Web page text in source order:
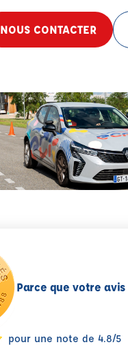
NOUS CONTACTER
Parce que votre
pour une note de 4.8/5